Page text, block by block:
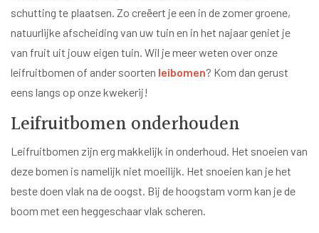
schutting te plaatsen. Zo creëert je een in de zomer groene,
natuurlijke afscheiding van uw tuin en in het najaar geniet je
van fruit uit jouw eigen tuin. Wil je meer weten over onze
leifruitbomen of ander soorten leibomen? Kom dan gerust
eens langs op onze kwekerij!
Leifruitbomen onderhouden
Leifruitbomen zijn erg makkelijk in onderhoud. Het snoeien van
deze bomen is namelijk niet moeilijk. Het snoeien kan je het
beste doen vlak na de oogst. Bij de hoogstam vorm kan je de
boom met een heggeschaar vlak scheren.